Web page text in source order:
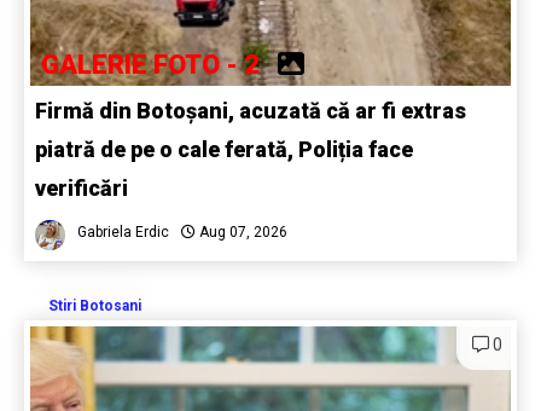
GALERIE FOTO - 2
Firmă din Botoșani, acuzată că ar fi extras
piatră de pe o cale ferată, Poliția face
verificări
Gabriela Erdic Aug 07, 2026
Stiri Botosani
0